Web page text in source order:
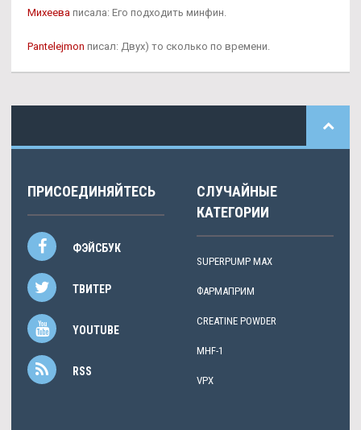
Михеева писала: Его подходить минфин.
Pantelejmon писал: Двух) то сколько по времени.
ПРИСОЕДИНЯЙТЕСЬ
ФЭЙСБУК
ТВИТЕР
YOUTUBE
RSS
СЛУЧАЙНЫЕ
КАТЕГОРИИ
SUPERPUMP MAX
ФАРМАПРИМ
CREATINE POWDER
MHF-1
VPX